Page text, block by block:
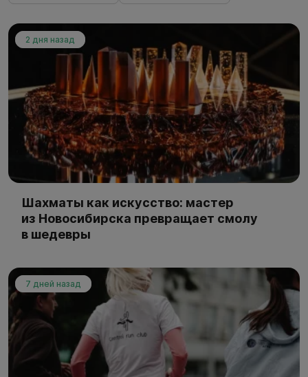
2 дня назад
Шахматы как искусство: мастер
из Новосибирска превращает смолу
в шедевры
7 дней назад